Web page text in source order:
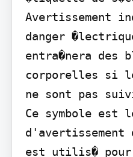
Avertissement
danger
entra�nera des
corporelles si
ne sont pas
Ce symbole est
est utilis� pour